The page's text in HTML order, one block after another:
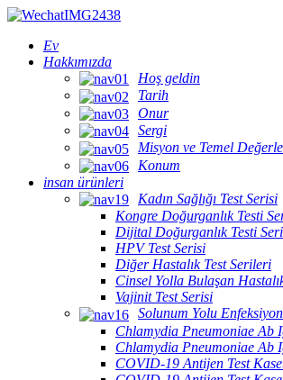
Ev
Hakkımızda
Hoş geldin
Tarih
Onur
Sergi
Misyon ve Temel
Konum
insan ürünleri
Kadın Sağlığı Test Serisi
Kongre Doğurganlık Testi
Dijital Doğurganlık Testi
HPV Test Serisi
Diğer Hastalık Test Serileri
Cinsel Yolla Bulaşan
Vajinit Test Serisi
Solunum Yolu
Chlamydia Pneumoniae Ab
Chlamydia Pneumoniae Ab
COVID-19 Antijen Test